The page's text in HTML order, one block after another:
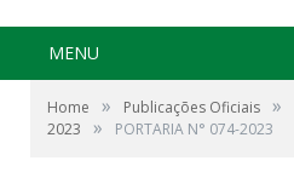
MENU
Home » Publicações Oficiais »
2023
» PORTARIA N° 074-2023